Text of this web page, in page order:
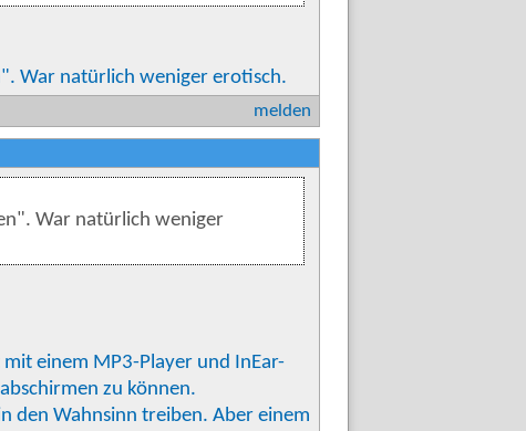
War natürlich weniger erotisch.
melden
War natürlich weniger
einem MP3-Player und InEar-
zu können.
den Wahnsinn treiben. Aber einem